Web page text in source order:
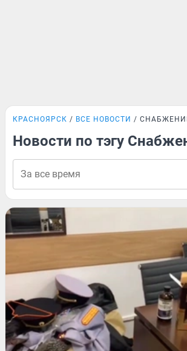
КРАСНОЯРСК ВСЕ НОВОСТИ
Новости по тэгу